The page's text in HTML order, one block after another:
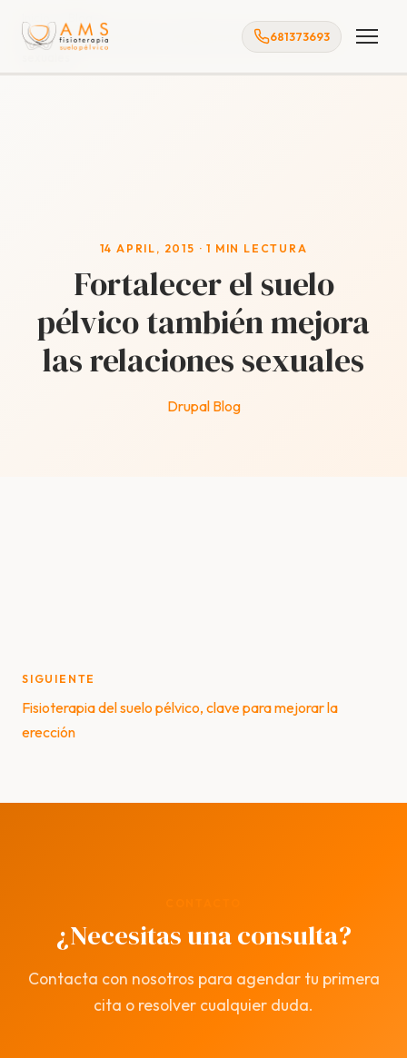
681373693
Fortalecer el suelo pélvico también mejora las relaciones
14 APRIL, 2015 · 1 MIN LECTURA
Fortalecer el suelo
pélvico también mejora
las relaciones sexuales
Drupal Blog
Post
navigation
SIGUIENTE
Fisioterapia del suelo pélvico, clave para mejorar la
erección
¿Necesitas una consulta?
Contacta con nosotros para agendar tu primera
cita o resolver cualquier duda.